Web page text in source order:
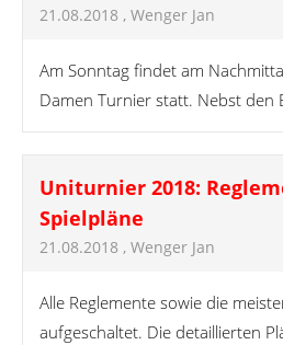
21.08.2018 , Wenger Jan
Am Sonntag findet am
Damen Turnier statt. Nebst den
Uniturnier 2018:
Spielpläne
21.08.2018 , Wenger Jan
Alle Reglemente sowie die
aufgeschaltet. Die detaillierten